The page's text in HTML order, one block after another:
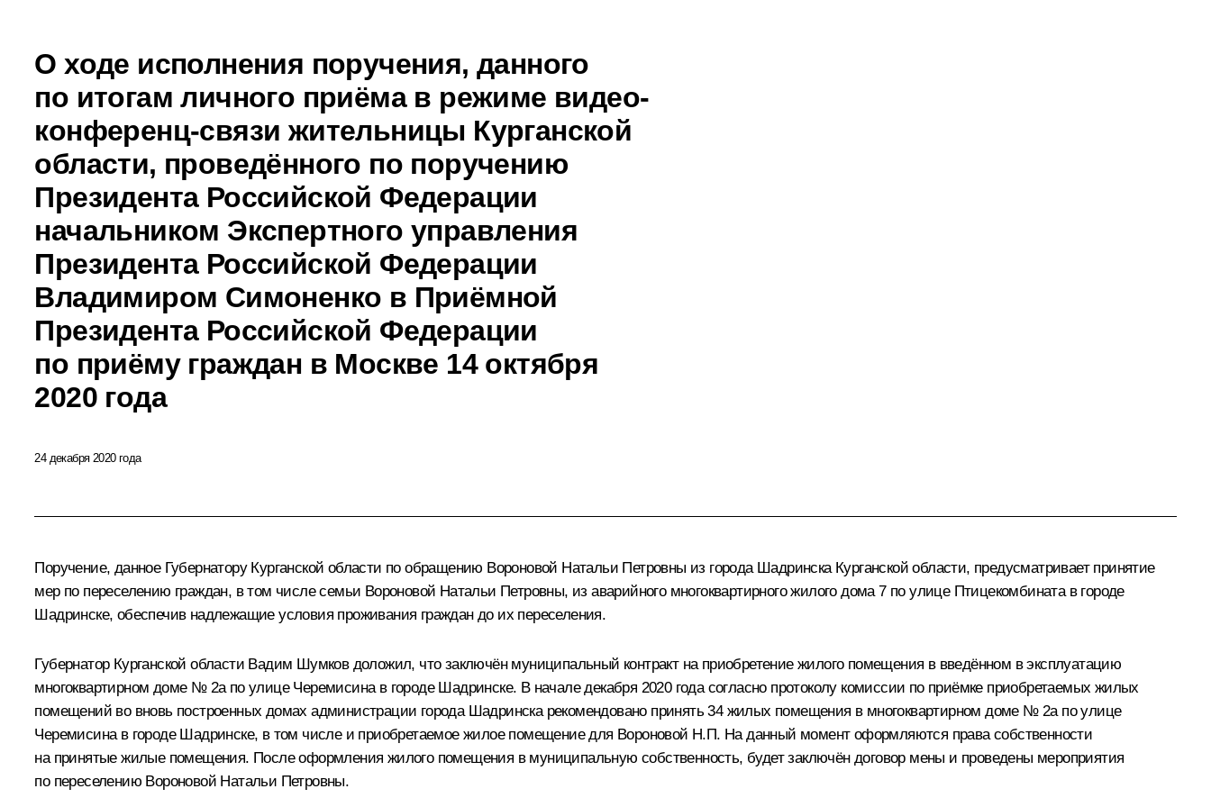
О ходе исполнения поручения, данного
по итогам личного приёма в режиме видео-
конференц-связи жительницы Курганской
области, проведённого по поручению
Президента Российской Федерации
начальником Экспертного управления
Президента Российской Федерации
Владимиром Симоненко в Приёмной
Президента Российской Федерации
по приёму граждан в Москве 14 октября
2020 года
24 декабря 2020 года
Поручение, данное Губернатору Курганской области по обращению Вороновой Натальи Петровны из города Шадринска Курганской области, предусматривает принятие
мер по переселению граждан, в том числе семьи Вороновой Натальи Петровны, из аварийного многоквартирного жилого дома 7 по улице Птицекомбината в городе
Шадринске, обеспечив надлежащие условия проживания граждан до их переселения.
Губернатор Курганской области Вадим Шумков доложил, что заключён муниципальный контракт на приобретение жилого помещения в введённом в эксплуатацию
многоквартирном доме № 2а по улице Черемисина в городе Шадринске. В начале декабря 2020 года согласно протоколу комиссии по приёмке приобретаемых жилых
помещений во вновь построенных домах администрации города Шадринска рекомендовано принять 34 жилых помещения в многоквартирном доме № 2а по улице
Черемисина в городе Шадринске, в том числе и приобретаемое жилое помещение для Вороновой Н.П. На данный момент оформляются права собственности
на принятые жилые помещения. После оформления жилого помещения в муниципальную собственность, будет заключён договор мены и проведены мероприятия
по переселению Вороновой Натальи Петровны.